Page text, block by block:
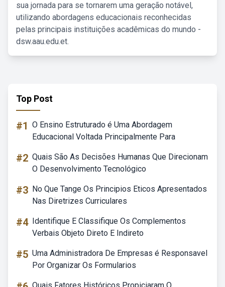
sua jornada para se tornarem uma geração notável,
utilizando abordagens educacionais reconhecidas
pelas principais instituições acadêmicas do mundo -
dsw.aau.edu.et.
Top Post
#1 O Ensino Estruturado é Uma Abordagem
Educacional Voltada Principalmente Para
#2 Quais São As Decisões Humanas Que Direcionam
O Desenvolvimento Tecnológico
#3 No Que Tange Os Principios Eticos Apresentados
Nas Diretrizes Curriculares
#4 Identifique E Classifique Os Complementos
Verbais Objeto Direto E Indireto
#5 Uma Administradora De Empresas é Responsavel
Por Organizar Os Formularios